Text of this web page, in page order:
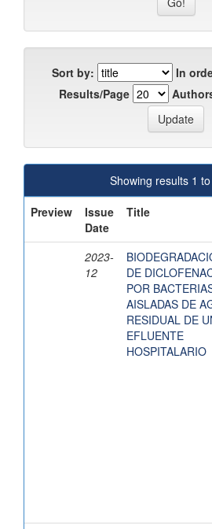
Sort by:
In
Results/Page
Showing results 1
Preview
Issue
Date
Title
2023-
12
DE
POR
AISLADAS DE
RESIDUAL DE
EFLUENTE
HOSPITALARIO